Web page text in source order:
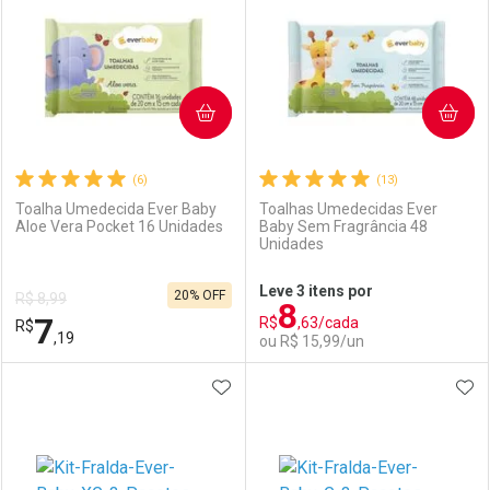
Comprar sem Desconto
Por R$ 29,59/cada
Comprar sem Desconto
Por R$ 29,59/cada
Comprar sem Desconto
Por R$ 58,99/cada
Comprar sem Desconto
Por R$ 58,99/cada
(6)
Toalha Umedecida Ever Baby
Aloe Vera Pocket 16 Unidades
R$ 8,99
R$7,19
20% OFF
COMPRAR
Laboratório
Por Menos
(13)
Toalhas Umedecidas Ever
Baby Sem Fragrância 48
Unidades
Leve 3 itens por
R$8,63/cada
ou R$ 15,99/un
COMPRAR
Laboratório
Por Menos
ADICIONAR AOS FAVORITOS